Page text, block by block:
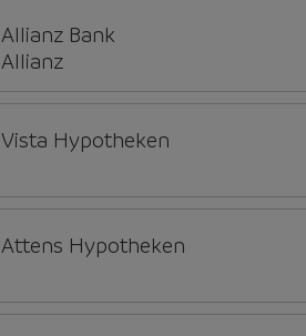
Allianz Bank
Allianz
Vista Hypotheken
Attens Hypotheken